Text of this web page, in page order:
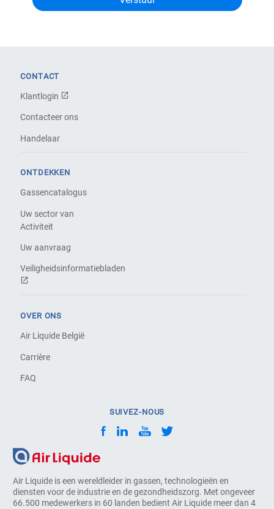
Air Liquide is een wereldleider in gassen, technologieën en
diensten voor de industrie en de gezondheidszorg. Met ongeveer
66.500 medewerkers in 60 landen bedient Air Liquide meer dan 4
CONTACT
Klantlogin
Contacteer ons
Handelaar
ONTDEKKEN
Gassencatalogus
Uw sector van
Activiteit
Uw aanvraag
Veiligheidsinformatiebladen
OVER ONS
Air Liquide België
Carrière
FAQ
SUIVEZ-NOUS